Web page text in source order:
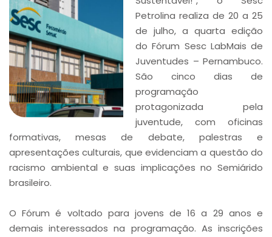
Petrolina realiza de 20 a 25
de julho, a quarta edição
do Fórum Sesc LabMais de
Juventudes – Pernambuco.
São cinco dias de
programação
protagonizada pela
juventude, com oficinas
formativas, mesas de debate, palestras e
apresentações culturais, que evidenciam a questão do
racismo ambiental e suas implicações no Semiárido
brasileiro.
O Fórum é voltado para jovens de 16 a 29 anos e
demais interessados na programação. As inscrições